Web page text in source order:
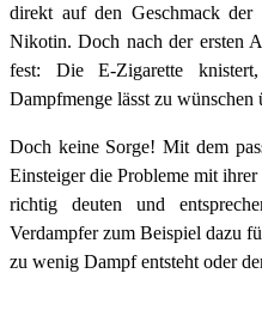
direkt auf den Geschmack
Nikotin. Doch nach der ersten
fest: Die E-Zigarette
Dampfmenge lässt zu wünschen
Doch keine Sorge! Mit dem
Einsteiger die Probleme mit
richtig deuten und
Verdampfer zum Beispiel dazu
zu wenig Dampf entsteht oder